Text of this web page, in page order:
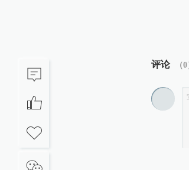
评论 （0